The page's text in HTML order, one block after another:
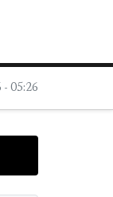
- 05:26